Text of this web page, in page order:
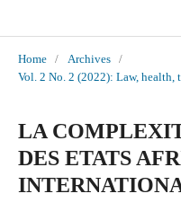
Home / Archives
/
Vol. 2 No. 2 (2022): Law,
LA
DES ETATS